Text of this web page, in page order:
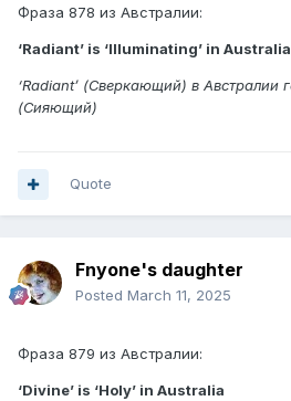
Фраза 878 из Австралии:
‘Radiant’ is ‘Illuminating’ in Australia
‘Radiant’ (Сверкающий) в Австралии
(Сияющий)
Quote
Fnyone's daughter
Posted March 11, 2025
Фраза 879 из Австралии:
‘Divine’ is ‘Holy’ in Australia